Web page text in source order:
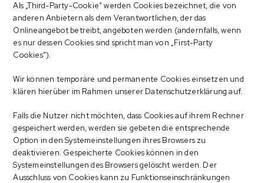
Als „Third-Party-Cookie“ werden Cookies bezeichnet, die von
anderen Anbietern als dem Verantwortlichen, der das
Onlineangebot betreibt, angeboten werden (andernfalls, wenn
es nur dessen Cookies sind spricht man von „First-Party
Cookies“).
Wir können temporäre und permanente Cookies einsetzen und
klären hierüber im Rahmen unserer Datenschutzerklärung auf.
Falls die Nutzer nicht möchten, dass Cookies auf ihrem Rechner
gespeichert werden, werden sie gebeten die entsprechende
Option in den Systemeinstellungen ihres Browsers zu
deaktivieren. Gespeicherte Cookies können in den
Systemeinstellungen des Browsers gelöscht werden. Der
Ausschluss von Cookies kann zu Funktionseinschränkungen